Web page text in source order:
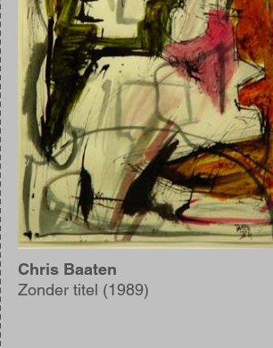
Chris Baaten
Zonder titel (1989)